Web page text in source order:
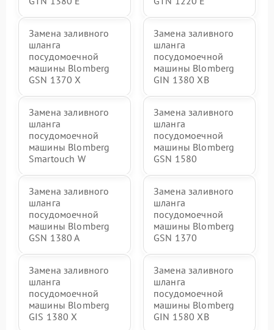
Замена заливного
шланга
посудомоечной
машины Blomberg
GSN 1370 X
Замена заливного
шланга
посудомоечной
машины Blomberg
GIN 1380 XB
Замена заливного
шланга
посудомоечной
машины Blomberg
Smartouch W
Замена заливного
шланга
посудомоечной
машины Blomberg
GSN 1580
Замена заливного
шланга
посудомоечной
машины Blomberg
GSN 1380 A
Замена заливного
шланга
посудомоечной
машины Blomberg
GSN 1370
Замена заливного
шланга
посудомоечной
машины Blomberg
GIS 1380 X
Замена заливного
шланга
посудомоечной
машины Blomberg
GIN 1580 XB